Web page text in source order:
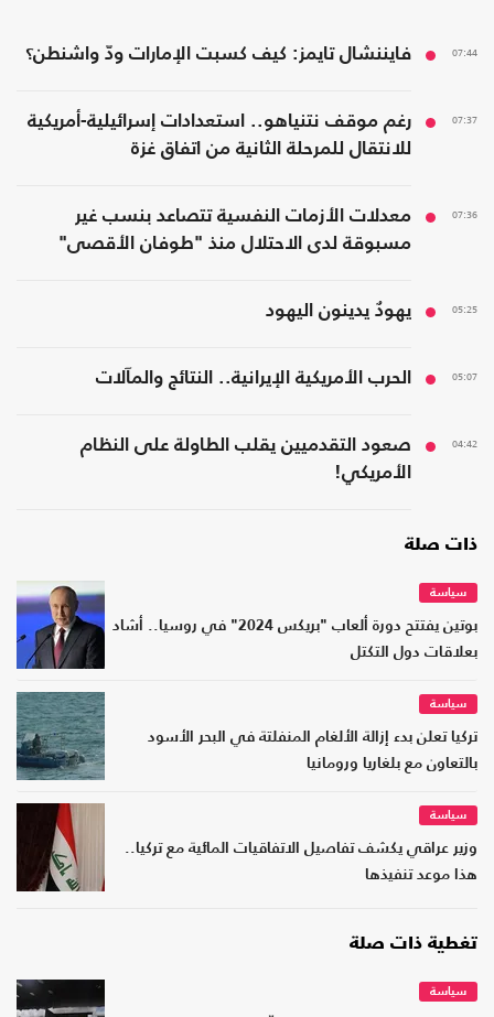
07:44 فايننشال تايمز: كيف كسبت الإمارات ودّ واشنطن؟
07:37
رغم موقف نتنياهو.. استعدادات إسرائيلية-أمريكية
للانتقال للمرحلة الثانية من اتفاق غزة
07:36
معدلات الأزمات النفسية تتصاعد بنسب غير
مسبوقة لدى الاحتلال منذ "طوفان الأقصى"
05:25 يهودٌ يدينون اليهود
05:07 الحرب الأمريكية الإيرانية.. النتائج والمآلات
04:42
صعود التقدميين يقلب الطاولة على النظام
الأمريكي!
ذات صلة
سياسة
بوتين يفتتح دورة ألعاب "بريكس 2024" في روسيا.. أشاد
بعلاقات دول التكتل
سياسة
تركيا تعلن بدء إزالة الألغام المنفلتة في البحر الأسود
بالتعاون مع بلغاريا ورومانيا
سياسة
وزير عراقي يكشف تفاصيل الاتفاقيات المائية مع تركيا..
هذا موعد تنفيذها
تغطية ذات صلة
سياسة